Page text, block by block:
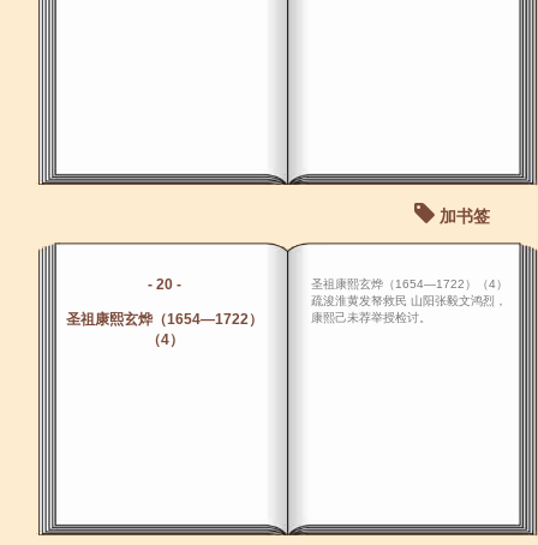
加书签
- 20 -
圣祖康熙玄烨（1654―1722）
（4）
圣祖康熙玄烨（1654―1722）（4）
疏浚淮黄发帑救民 山阳张毅文鸿烈，
康熙己未荐举授检讨。